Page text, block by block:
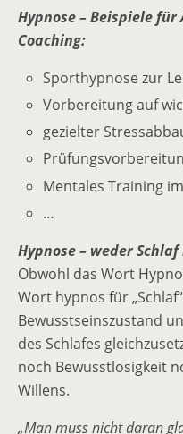
Hypnose – Beispiele
Coaching:
Sporthypnose zur
Vorbereitung auf
gezielter
Mentales Training
…
Hypnose – weder
Obwohl das Wort
Wort hypnos für
Bewusstseinszustand
des Schlafes
noch Bewusstlosigkeit
Willens.
„Man muss nicht daran